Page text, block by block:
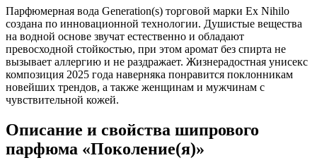
Парфюмерная вода Generation(s) торговой марки Ex Nihilo
создана по инновационной технологии. Душистые вещества
на водной основе звучат естественно и обладают
превосходной стойкостью, при этом аромат без спирта не
вызывает аллергию и не раздражает. Жизнерадостная унисекс
композиция 2025 года наверняка понравится поклонникам
новейших трендов, а также женщинам и мужчинам с
чувствительной кожей.
Описание и свойства шипрового
парфюма «Поколение(я)»